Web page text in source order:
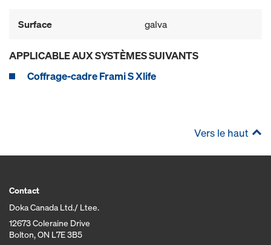
Surface galva
APPLICABLE AUX SYSTÈMES SUIVANTS
Coffrage-cadre Frami S Xlife
Vers le haut
Contact
Doka Canada Ltd./ Ltee.
12673 Coleraine Drive
Bolton, ON L7E 3B5